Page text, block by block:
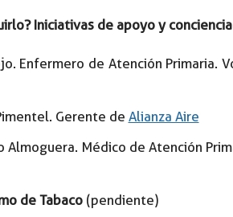
Iniciativas de apoyo y
Enfermero de Atención Primaria.
Gerente de Alianza Aire
Médico de Atención
de Tabaco(pendiente)